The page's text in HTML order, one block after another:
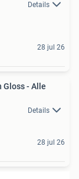
Details
28 jul 26
Gloss - Alle
Details
28 jul 26